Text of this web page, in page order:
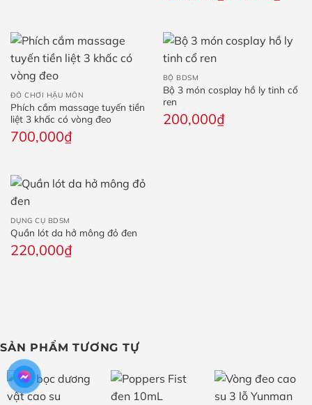
60,000₫.
100,000₫.là:
ĐỒ CHƠI HẬU MÔN
Phích cắm massage tuyến tiền
liệt 3 khấc có vòng đeo
700,000₫
BỘ BDSM
Bộ 3 món cosplay hồ ly tinh cổ
ren
200,000₫
DỤNG CỤ BDSM
Quần lót da hở mông đỏ đen
220,000₫
SẢN PHẨM TƯƠNG TỰ